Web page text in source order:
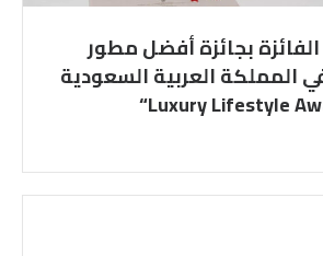
بجائزة أفضل مطور
المملكة العربية السعودية